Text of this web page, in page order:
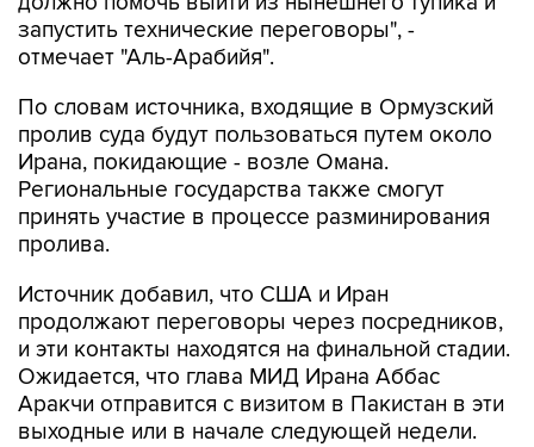
запустить технические переговоры", -
отмечает "Аль-Арабийя".
По словам источника, входящие в Ормузский
пролив суда будут пользоваться путем около
Ирана, покидающие - возле Омана.
Региональные государства также смогут
принять участие в процессе разминирования
пролива.
Источник добавил, что США и Иран
продолжают переговоры через посредников,
и эти контакты находятся на финальной стадии.
Ожидается, что глава МИД Ирана Аббас
Аракчи отправится с визитом в Пакистан в эти
выходные или в начале следующей недели.